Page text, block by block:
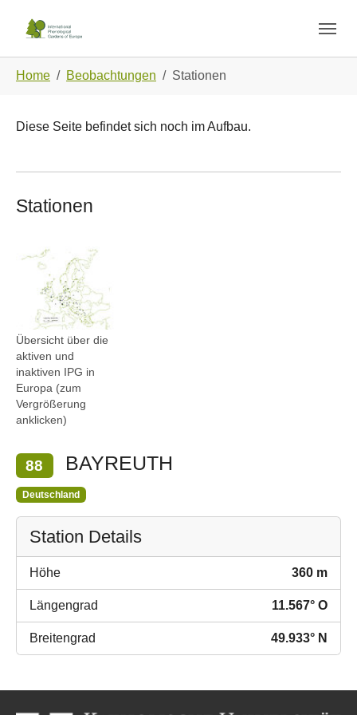
Home Beobachtungen Stationen
Diese Seite befindet sich noch im Aufbau.
Stationen
Show larger version
Übersicht über die
aktiven und
inaktiven IPG in
Europa (zum
Vergrößerung
anklicken)
88 BAYREUTH
Deutschland
Station Details
Höhe 360 m
Längengrad 11.567° O
Breitengrad 49.933° N